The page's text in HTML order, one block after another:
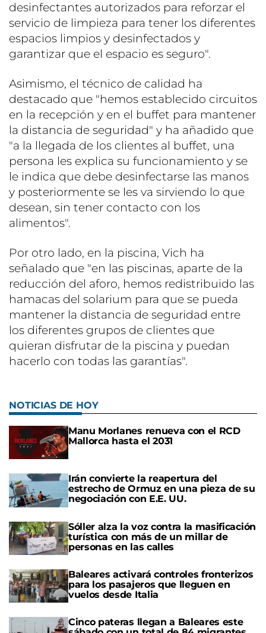
desinfectantes autorizados para reforzar el
servicio de limpieza para tener los diferentes
espacios limpios y desinfectados y
garantizar que el espacio es seguro".
Asimismo, el técnico de calidad ha
destacado que "hemos establecido circuitos
en la recepción y en el buffet para mantener
la distancia de seguridad" y ha añadido que
"a la llegada de los clientes al buffet, una
persona les explica su funcionamiento y se
le indica que debe desinfectarse las manos
y posteriormente se les va sirviendo lo que
desean, sin tener contacto con los
alimentos".
Por otro lado, en la piscina, Vich ha
señalado que "en las piscinas, aparte de la
reducción del aforo, hemos redistribuido las
hamacas del solarium para que se pueda
mantener la distancia de seguridad entre
los diferentes grupos de clientes que
quieran disfrutar de la piscina y puedan
hacerlo con todas las garantías".
NOTICIAS DE HOY
Manu Morlanes renueva con el RCD
Mallorca hasta el 2031
Irán convierte la reapertura del
estrecho de Ormuz en una pieza de su
negociación con E.E. UU.
Sóller alza la voz contra la masificación
turística con más de un millar de
personas en las calles
Baleares activará controles fronterizos
para los pasajeros que lleguen en
vuelos desde Italia
Cinco pateras llegan a Baleares este